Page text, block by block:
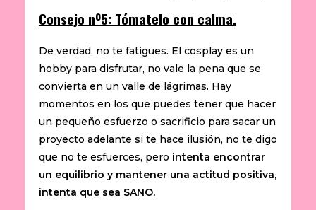
Consejo nº5: Tómatelo con calma.
De verdad, no te fatigues. El cosplay es un
hobby para disfrutar, no vale la pena que se
convierta en un valle de lágrimas. Hay
momentos en los que puedes tener que hacer
un pequeño esfuerzo o sacrificio para sacar un
proyecto adelante si te hace ilusión, no te digo
que no te esfuerces, pero intenta encontrar
un equilibrio y mantener una actitud positiva,
intenta que sea SANO.